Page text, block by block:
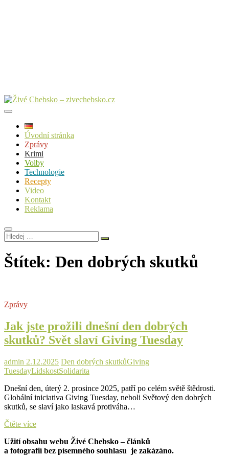
Úvodní stránka
Zprávy
Krimi
Volby
Technologie
Recepty
Video
Kontakt
Reklama
Hledej
…
Štítek: Den dobrých skutků
Zprávy
Jak jste prožili dnešní den dobrých
skutků? Svět slaví Giving Tuesday
admin 2.12.2025 Den dobrých skutkůGiving
TuesdayLidskostSolidarita
Dnešní den, úterý 2. prosince 2025, patří po celém světě štědrosti.
Globální iniciativa Giving Tuesday, neboli Světový den dobrých
skutků, se slaví jako laskavá protiváha…
Čtěte víceJak
prožili
dnešní
Užití obsahu webu Živé Chebsko – článků
a fotografií bez písemného souhlasu je zakázáno.